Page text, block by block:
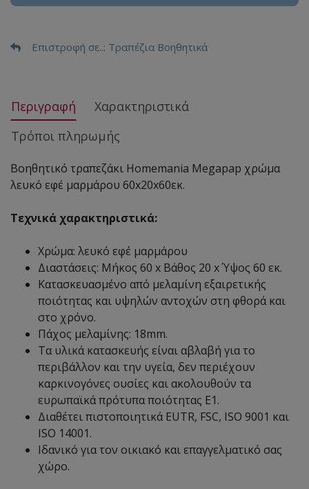
Επιστροφή σε..: Τραπέζια Βοηθητικά
Περιγραφή
Χαρακτηριστικά
Τρόποι πληρωμής
Βοηθητικό τραπεζάκι Homemania Megapap χρώμα
λευκό εφέ μαρμάρου 60x20x60εκ.
Τεχνικά χαρακτηριστικά:
Χρώμα: λευκό εφέ μαρμάρου
Διαστάσεις: Μήκος 60 x Βάθος 20 x Ύψος 60 εκ.
Κατασκευασμένο από μελαμίνη εξαιρετικής
ποιότητας και υψηλών αντοχών στη φθορά και
στο χρόνο.
Πάχος μελαμίνης: 18mm.
Τα υλικά κατασκευής είναι αβλαβή για το
περιβάλλον και την υγεία, δεν περιέχουν
καρκινογόνες ουσίες και ακολουθούν τα
ευρωπαϊκά πρότυπα ποιότητας Ε1.
Διαθέτει πιστοποιητικά EUTR, FSC, ISO 9001 και
ISO 14001.
Ιδανικό για τον οικιακό και επαγγελματικό σας
χώρο.